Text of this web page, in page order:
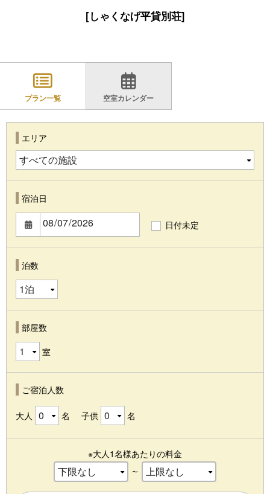
[しゃくなげ平貸別荘]
プラン一覧 空室カレンダー
エリア
宿泊日
日付未定
泊数
部屋数
室
ご宿泊人数
大人 名 子供 名
※大人1名様あたりの料金
～